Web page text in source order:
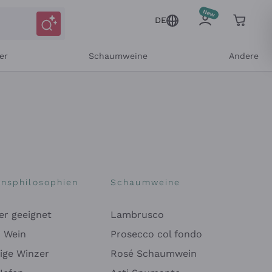
DE
Schaumweine Andere
geeignet
Winzer
Schaumweine
Lambrusco
Prosecco col fondo
Rosé Schaumwein
und personalisierten Angeboten